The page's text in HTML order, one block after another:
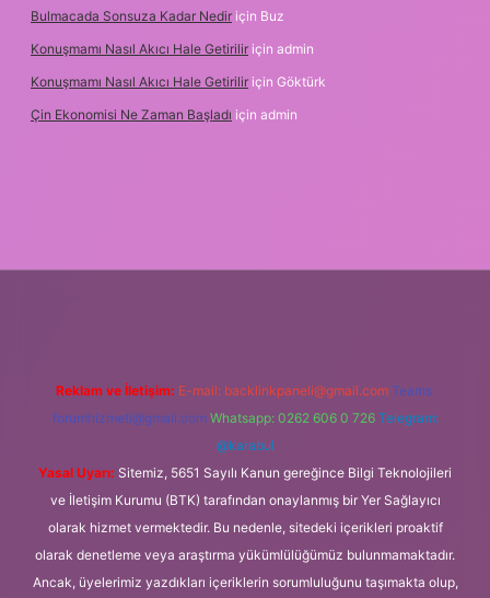
Bulmacada Sonsuza Kadar Nedir için Buz
Konuşmamı Nasıl Akıcı Hale Getirilir için admin
Konuşmamı Nasıl Akıcı Hale Getirilir için Göktürk
Çin Ekonomisi Ne Zaman Başladı için admin
Reklam ve İletişim: E-mail: backlinkpaneli@gmail.com Teams:
forumhizmeti@gmail.com Whatsapp: 0262 606 0 726 Telegram:
@karabul
Yasal Uyarı: Sitemiz, 5651 Sayılı Kanun gereğince Bilgi Teknolojileri
ve İletişim Kurumu (BTK) tarafından onaylanmış bir Yer Sağlayıcı
olarak hizmet vermektedir. Bu nedenle, sitedeki içerikleri proaktif
olarak denetleme veya araştırma yükümlülüğümüz bulunmamaktadır.
Ancak, üyelerimiz yazdıkları içeriklerin sorumluluğunu taşımakta olup,